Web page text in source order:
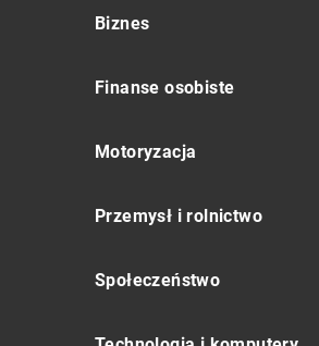
Biznes
Finanse osobiste
Motoryzacja
Przemysł i rolnictwo
Społeczeństwo